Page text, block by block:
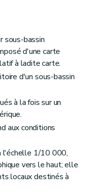
sous-bassin
d'une carte
à ladite carte.
d'un sous-bassin
à la fois sur un
aux conditions
l'échelle 1/10 000,
vers le haut; elle
locaux destinés à